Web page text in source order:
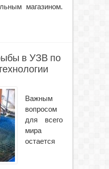
магазином.
в УЗВ по
Важным
вопросом
для всего
мира
остается